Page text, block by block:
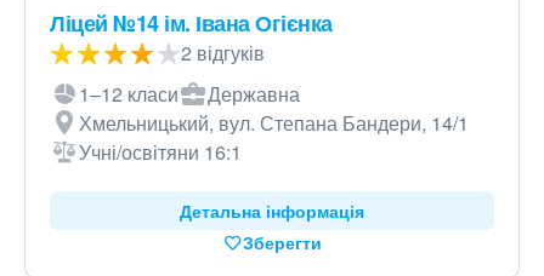
Ліцей №14 ім. Івана Огієнка
2 відгуків
1–12 класи
Державна
Хмельницький, вул. Степана Бандери, 14/1
Учні/освітяни 16:1
Детальна інформація
Зберегти